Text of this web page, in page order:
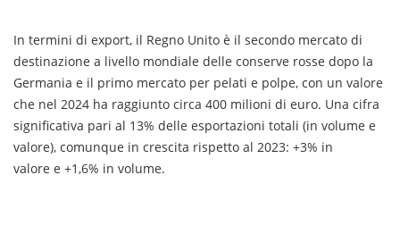
In termini di export, il Regno Unito è il secondo mercato di
destinazione a livello mondiale delle conserve rosse dopo la
Germania e il primo mercato per pelati e polpe, con un valore
che nel 2024 ha raggiunto circa 400 milioni di euro. Una cifra
significativa pari al 13% delle esportazioni totali (in volume e
valore), comunque in crescita rispetto al 2023: +3% in
valore e +1,6% in volume.